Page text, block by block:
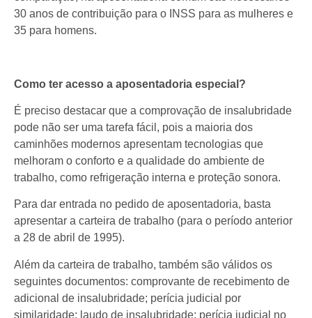
30 anos de contribuição para o INSS para as mulheres e
35 para homens.
Como ter acesso a aposentadoria especial?
É preciso destacar que a comprovação de insalubridade
pode não ser uma tarefa fácil, pois a maioria dos
caminhões modernos apresentam tecnologias que
melhoram o conforto e a qualidade do ambiente de
trabalho, como refrigeração interna e proteção sonora.
Para dar entrada no pedido de aposentadoria, basta
apresentar a carteira de trabalho (para o período anterior
a 28 de abril de 1995).
Além da carteira de trabalho, também são válidos os
seguintes documentos: comprovante de recebimento de
adicional de insalubridade; perícia judicial por
similaridade; laudo de insalubridade; perícia judicial no